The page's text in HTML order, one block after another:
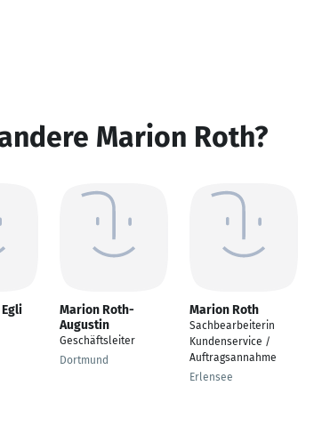
Marion Roth?
Marion Roth-
Augustin
Geschäftsleiter
Dortmund
Marion Roth
Sachbearbeiterin
Kundenservice /
Auftragsannahme
Erlensee